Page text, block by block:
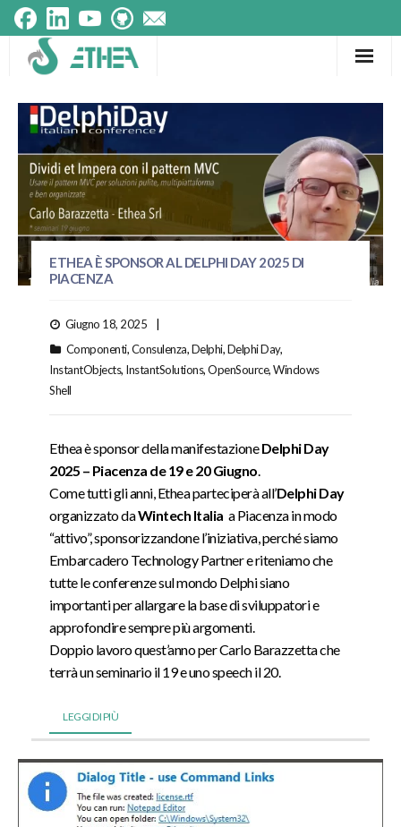
Prodotti
Componenti
Testimonials
Tecnologie
ETHEA È SPONSOR AL DELPHI DAY 2025 DI
PIACENZA
Giugno 18, 2025
Componenti,Consulenza,Delphi,Delphi Day,
InstantObjects, InstantSolutions,OpenSource,Windows
Shell
Ethea è sponsor della manifestazioneDelphi Day
2025 – Piacenza de 19 e 20 Giugno.
Come tutti gli anni, Ethea parteciperà all’Delphi Day
organizzato daWintech Italia a Piacenza in modo
“attivo”, sponsorizzandone l’iniziativa, perché siamo
Embarcadero Technology Partner e riteniamo che
tutte le conferenze sul mondo Delphi siano
importanti per allargare la base di sviluppatori e
approfondire sempre più argomenti.
Doppio lavoro quest’anno per Carlo Barazzetta che
terrà un seminario il 19 e uno speech il 20.
LEGGI DI PIÙ